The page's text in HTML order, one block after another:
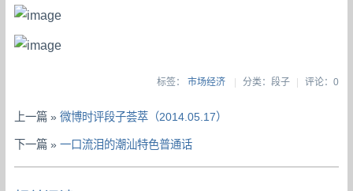
标签： 市场经济 | 分类：段子| 评论：0
上一篇 »微博时评段子荟萃（2014.05.17）
下一篇 »一口流泪的潮汕特色普通话